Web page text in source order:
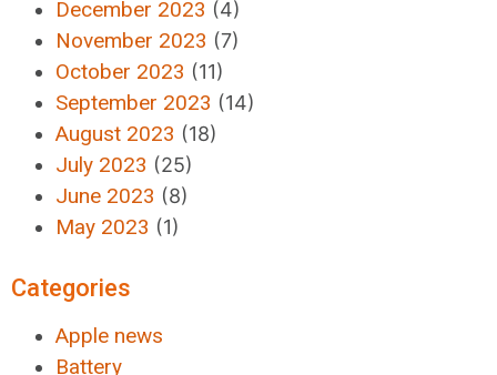
December 2023 (4)
November 2023 (7)
October 2023 (11)
September 2023 (14)
August 2023 (18)
July 2023 (25)
June 2023 (8)
May 2023 (1)
Categories
Apple news
Battery